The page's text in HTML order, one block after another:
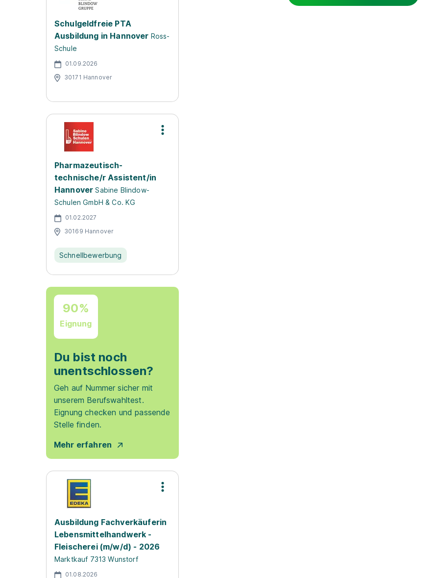
Schulgeldfreie PTA
Ausbildung in Hannover Ross-
Schule
01.09.2026
30171 Hannover
Pharmazeutisch-
technische/r Assistent/in
Hannover Sabine Blindow-
Schulen GmbH & Co. KG
01.02.2027
30169 Hannover
Schnellbewerbung
90%
Eignung
Du bist noch
unentschlossen?
Geh auf Nummer sicher mit
unserem Berufswahltest.
Eignung checken und passende
Stelle finden.
Mehr erfahren
Ausbildung Fachverkäuferin
Lebensmittelhandwerk -
Fleischerei (m/w/d) - 2026
Marktkauf 7313 Wunstorf
01.08.2026